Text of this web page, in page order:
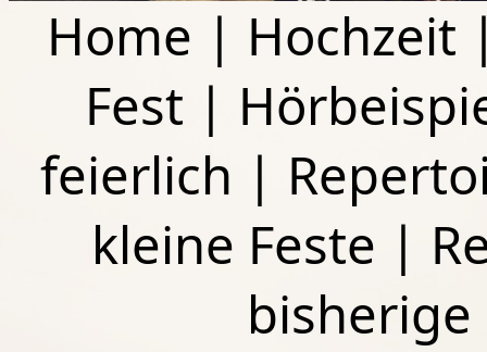
Home | Hochzeit
Fest |
feierlich |
kleine Feste |